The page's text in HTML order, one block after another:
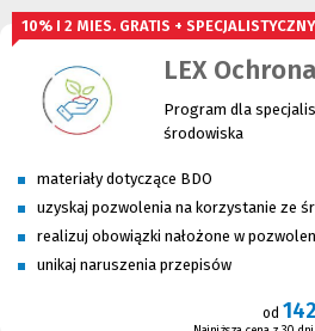
10% I 2 MIES. GRATIS +
LEX
Program dla
środowiska
materiały dotyczące BDO
uzyskaj pozwolenia na korzystanie ze
realizuj obowiązki nałożone w
unikaj naruszenia przepisów
od